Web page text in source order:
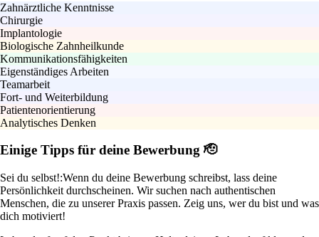
Zahnärztliche Kenntnisse
Chirurgie
Implantologie
Biologische Zahnheilkunde
Kommunikationsfähigkeiten
Eigenständiges Arbeiten
Teamarbeit
Fort- und Weiterbildung
Patientenorientierung
Analytisches Denken
Einige Tipps für deine Bewerbung 🫡
Sei du selbst!:Wenn du deine Bewerbung schreibst, lass deine
Persönlichkeit durchscheinen. Wir suchen nach authentischen
Menschen, die zu unserer Praxis passen. Zeig uns, wer du bist und was
dich motiviert!